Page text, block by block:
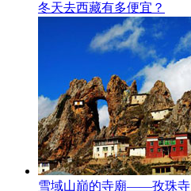
冬天去西藏有多便宜？
雪域山巔的寺廟——孜珠寺